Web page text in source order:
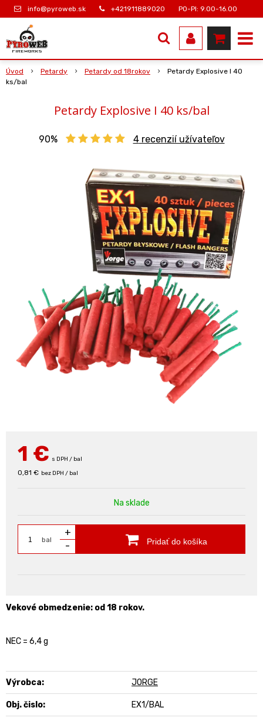
info@pyroweb.sk +421911889020 PO-PI: 9.00-16.00
Úvod Petardy Petardy od 18rokov
Petardy Explosive I 40
ks/bal
Petardy Explosive I 40 ks/bal
90% 4recenzií užívateľov
1 € s DPH / bal
0,81 € bez DPH / bal
Na sklade
bal
+
-
Pridať do košíka
Vekové obmedzenie: od 18 rokov.
NEC = 6,4 g
Výrobca: JORGE
Obj. čislo: EX1/BAL